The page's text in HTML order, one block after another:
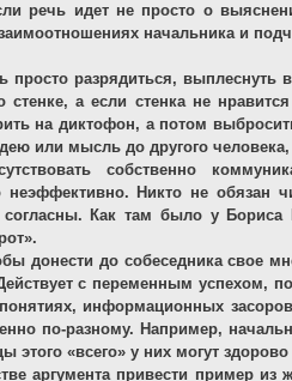
речь идет не просто о
начальника и
просто разрядиться,
стенке, а если стенка не
на диктофон, а потом
или мысль до другого
собственно
неэффективно. Никто не
Как там было у Бориса
донести до собеседника свое
с переменным успехом,
информационных
по-разному. Например,
этого «всего» у них могут здорово
аргумента привести пример